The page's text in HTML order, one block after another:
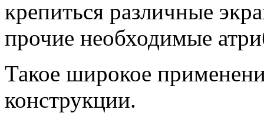
крепиться различные
прочие необходимые
Такое широкое
конструкции.